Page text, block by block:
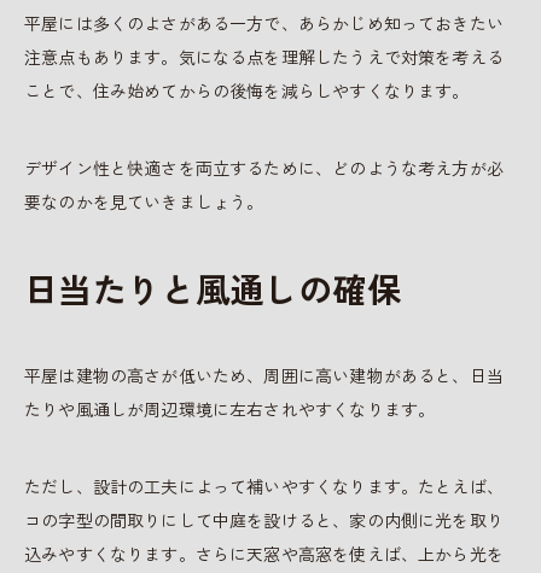
平屋には多くのよさがある一方で、あらかじめ知っておきたい
注意点もあります。気になる点を理解したうえで対策を考える
ことで、住み始めてからの後悔を減らしやすくなります。
デザイン性と快適さを両立するために、どのような考え方が必
要なのかを見ていきましょう。
日当たりと風通しの確保
平屋は建物の高さが低いため、周囲に高い建物があると、日当
たりや風通しが周辺環境に左右されやすくなります。
ただし、設計の工夫によって補いやすくなります。たとえば、
コの字型の間取りにして中庭を設けると、家の内側に光を取り
込みやすくなります。さらに天窓や高窓を使えば、上から光を